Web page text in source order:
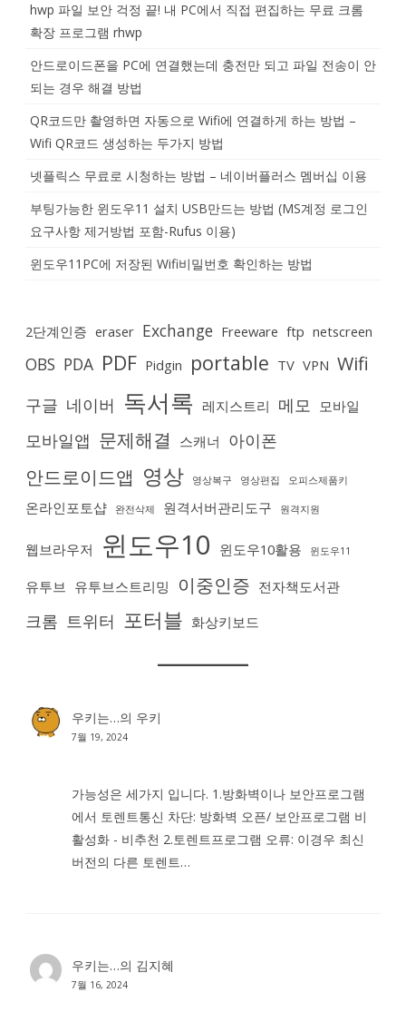
hwp 파일 보안 걱정 끝! 내 PC에서 직접 편집하는 무료 크롬
확장 프로그램 rhwp
안드로이드폰을 PC에 연결했는데 충전만 되고 파일 전송이 안
되는 경우 해결 방법
QR코드만 촬영하면 자동으로 Wifi에 연결하게 하는 방법 –
Wifi QR코드 생성하는 두가지 방법
넷플릭스 무료로 시청하는 방법 – 네이버플러스 멤버십 이용
부팅가능한 윈도우11 설치 USB만드는 방법 (MS계정 로그인
요구사항 제거방법 포함-Rufus 이용)
윈도우11PC에 저장된 Wifi비밀번호 확인하는 방법
2단계인증 eraser Exchange Freeware ftp netscreen
OBS PDA PDF Pidgin portable TV VPN Wifi
구글 네이버 독서록 레지스트리 메모 모바일
모바일앱 문제해결 스캐너 아이폰
안드로이드앱 영상 영상복구 영상편집 오피스제품키
온라인포토샵 완전삭제 원격서버관리도구 원격지원
웹브라우저 윈도우10 윈도우10활용 윈도우11
유투브 유투브스트리밍 이중인증 전자책도서관
크롬 트위터 포터블 화상키보드
우키는…의 우키
7월 19, 2024
가능성은 세가지 입니다. 1.방화벽이나 보안프로그램
에서 토렌트통신 차단: 방화벽 오픈/ 보안프로그램 비
활성화 - 비추천 2.토렌트프로그램 오류: 이경우 최신
버전의 다른 토렌트…
우키는…의 김지혜
7월 16, 2024